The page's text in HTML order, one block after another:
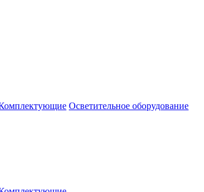
Осветительное оборудование